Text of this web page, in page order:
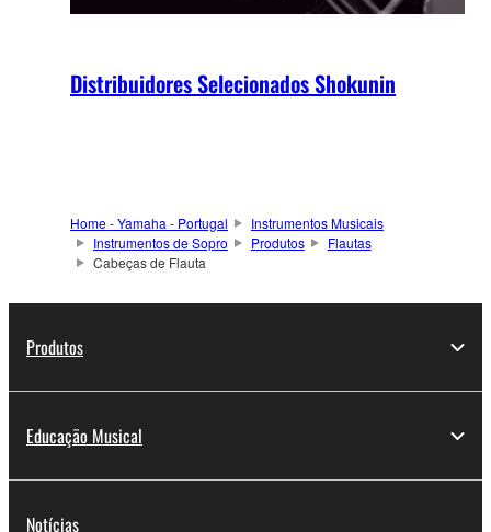
Distribuidores Selecionados Shokunin
Home - Yamaha - Portugal
Instrumentos Musicais
Instrumentos de Sopro
Produtos
Flautas
Cabeças de Flauta
Produtos
Educação Musical
Notícias